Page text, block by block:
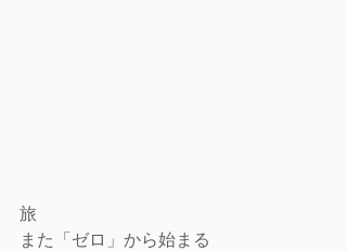
旅
また「ゼロ」から始まる